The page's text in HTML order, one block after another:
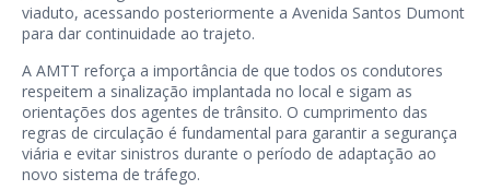
viaduto, acessando posteriormente a Avenida Santos Dumont
para dar continuidade ao trajeto.
A AMTT reforça a importância de que todos os condutores
respeitem a sinalização implantada no local e sigam as
orientações dos agentes de trânsito. O cumprimento das
regras de circulação é fundamental para garantir a segurança
viária e evitar sinistros durante o período de adaptação ao
novo sistema de tráfego.